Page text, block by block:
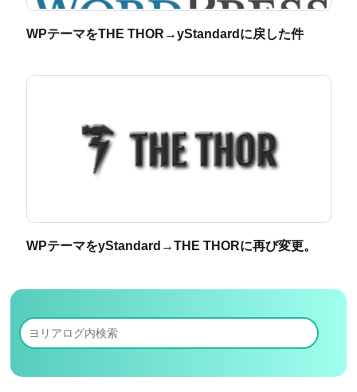
WPテーマをTHE THOR→yStandardに戻した件
WPテーマをyStandard→THE THORに再び変更。